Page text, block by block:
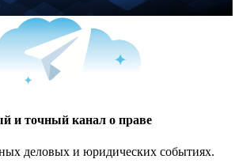
и точный канал о праве
деловых и юридических событиях.